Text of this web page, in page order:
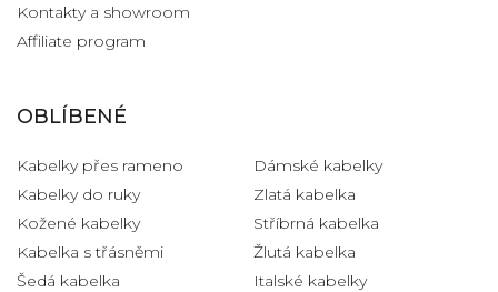
Kontakty a showroom
Affiliate program
OBLÍBENÉ
Kabelky přes rameno
Kabelky do ruky
Kožené kabelky
Kabelka s třásněmi
Šedá kabelka
Dámské kabelky
Zlatá kabelka
Stříbrná kabelka
Žlutá kabelka
Italské kabelky